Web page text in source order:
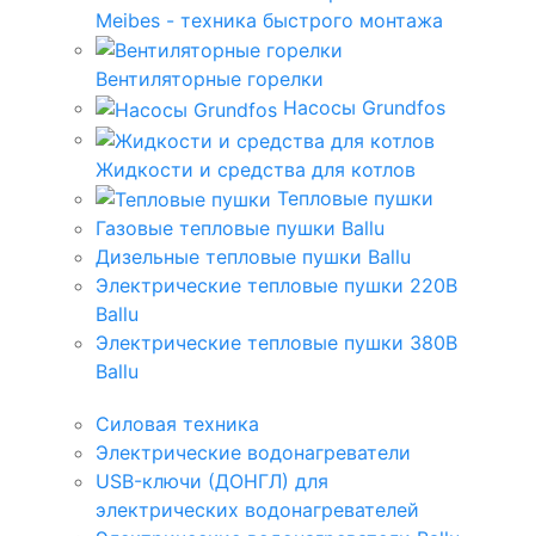
Meibes - техника быстрого монтажа
Вентиляторные горелки
Насосы Grundfos
Жидкости и средства для котлов
Тепловые пушки
Газовые тепловые пушки Ballu
Дизельные тепловые пушки Ballu
Электрические тепловые пушки 220В
Ballu
Электрические тепловые пушки 380В
Ballu
Силовая техника
Электрические водонагреватели
USB-ключи (ДОНГЛ) для
электрических водонагревателей